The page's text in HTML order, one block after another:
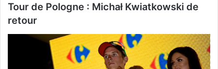
Tour de Pologne : Michał Kwiatkowski de
retour